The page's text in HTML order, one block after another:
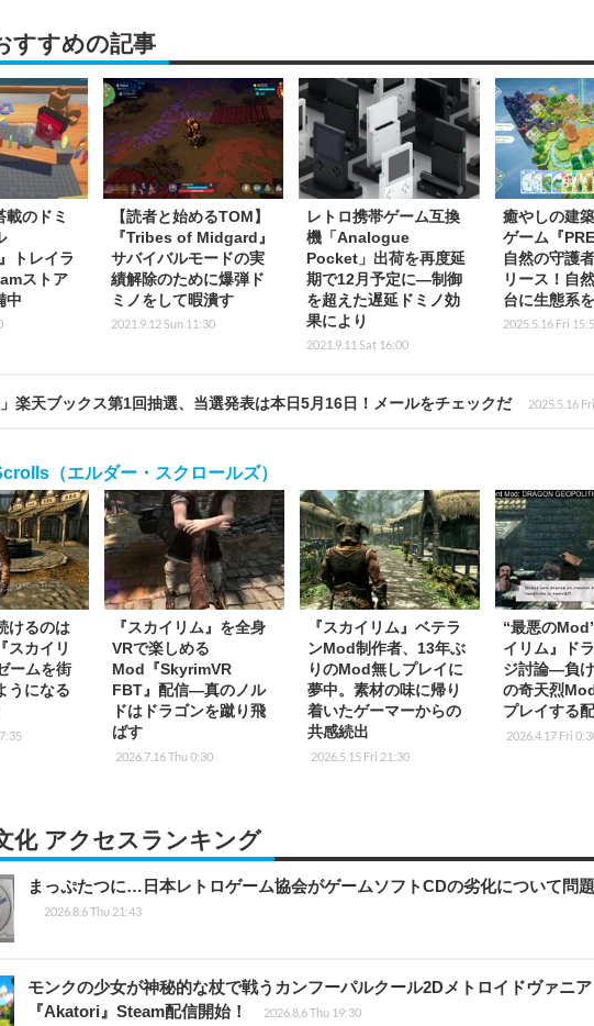
すすめの記事
載のドミ
トレイラ
ストア
中
【読者と始めるTOM】
『Tribes of Midgard』
サバイバルモードの実
績解除のために爆弾ド
ミノをして暇潰す
2021.9.12 Sun 11:30
レトロ携帯ゲーム互換
機「Analogue
Pocket」出荷を再度延
期で12月予定に―制御
を超えた遅延ドミノ効
果により
2021.9.11 Sat 16:00
癒やしの建
ゲーム『
自然の守護
リース！自
台に生態系
2025.5.16 Fri
」楽天ブックス第1回抽選、当選発表は本日5月16日！メールをチェックだ 2025.5.16
（エルダー・スクロールズ）
けるのは
スカイリ
ームを街
うになる
『スカイリム』を全身
VRで楽しめる
Mod『SkyrimVR
FBT』配信―真のノル
ドはドラゴンを蹴り飛
ばす
2026.7.16 Thu 0:30
『スカイリム』ベテラ
ンMod制作者、13年ぶ
りのMod無しプレイに
夢中。素材の味に帰り
着いたゲーマーからの
共感続出
2026.5.15 Fri 21:30
“最悪の
イリム』ド
ジ討論―負
の奇天烈
プレイする
2026.4.17 Fri
化 アクセスランキング
まっぷたつに…日本レトロゲーム協会がゲームソフトCDの劣化について問
2026.8.6 Thu 21:43
モンクの少女が神秘的な杖で戦うカンフーパルクール2Dメトロイドヴァニア
『Akatori』Steam配信開始！
2026.8.6 Thu 19:30